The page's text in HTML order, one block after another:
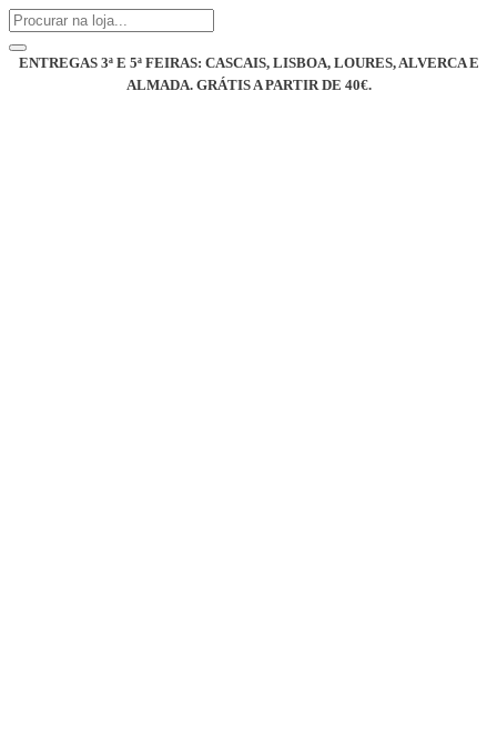
ENTREGAS 3ª E 5ª FEIRAS: CASCAIS, LISBOA, LOURES, ALVERCA E
ALMADA. GRÁTIS A PARTIR DE 40€.